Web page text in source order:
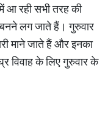
आ रही सभी तरह की
लग जाते हैं। गुरुवार
माने जाते हैं और इनका
विवाह के लिए गुरुवार के